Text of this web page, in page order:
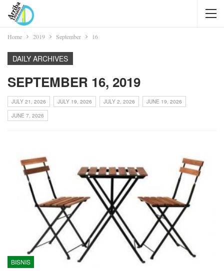
Home 2019 September 16
DAILY ARCHIVES
SEPTEMBER 16, 2019
JULY 21, 2026 JULY 19, 2026 JULY 2, 2026
JUNE 19, 2026
JUNE 7, 2026
BISNIS